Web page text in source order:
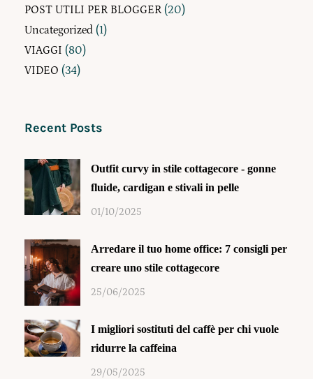
POST UTILI PER BLOGGER (20)
Uncategorized (1)
VIAGGI (80)
VIDEO (34)
Recent Posts
Outfit curvy in stile cottagecore - gonne
fluide, cardigan e stivali in pelle
01/10/2025
Arredare il tuo home office: 7 consigli per
creare uno stile cottagecore
25/06/2025
I migliori sostituti del caffè per chi vuole
ridurre la caffeina
29/05/2025